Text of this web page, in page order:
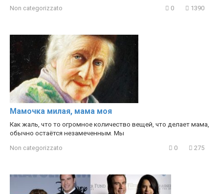
Non categorizzato 0 1390
Мамочка милая, мама моя
Как жаль, что то огромное количество вещей, что делает мама,
обычно остаётся незамеченным. Мы
Non categorizzato 0 275